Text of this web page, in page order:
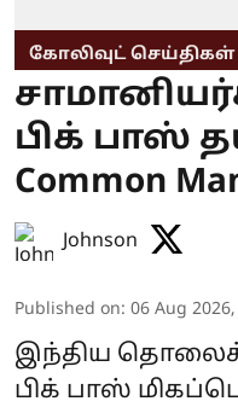
கோலிவுட் செய்திகள்
பிக் பாஸ்
Common
Johnson
Published on: 06 Aug
இந்திய
பிக் பாஸ்